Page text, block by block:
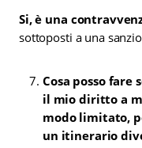
Si, è una
sottoposti a una
Cosa posso fare
il mio diritto a
modo limitato,
un itinerario